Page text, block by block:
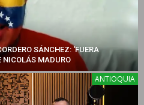
SÁNCHEZ: ‘FUERA
NICOLÁS MADURO
ANTIOQUIA